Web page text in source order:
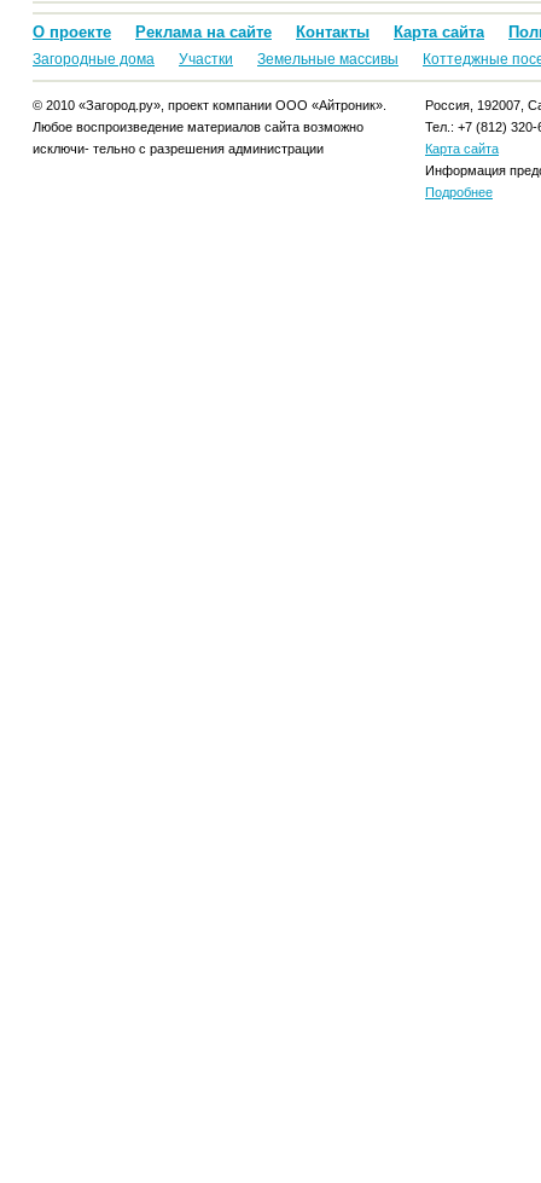
О проекте Реклама на сайте Контакты Карта сайта
Загородные дома Участки Земельные массивы Коттеджные
© 2010 «Загород.ру», проект компании ООО «Айтроник».
Любое воспроизведение материалов сайта возможно
исключи- тельно с разрешения администрации
Россия, 192007,
Тел.: +7 (812) 320-
Карта сайта
Информация
Подробнее